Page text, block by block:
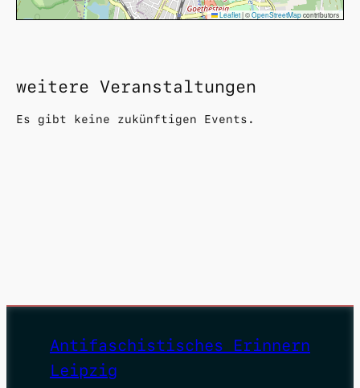
Leaflet|©OpenStreetMapcontributors
weitere Veranstaltungen
Es gibt keine zukünftigen Events.
Antifaschistisches Erinnern
Leipzig